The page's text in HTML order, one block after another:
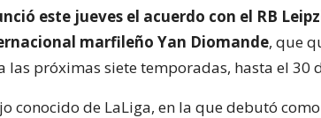
este jueves el acuerdo con el RB
marfileño Yan Diomande, que
las próximas siete temporadas, hasta el 30
conocido de LaLiga, en la que debutó